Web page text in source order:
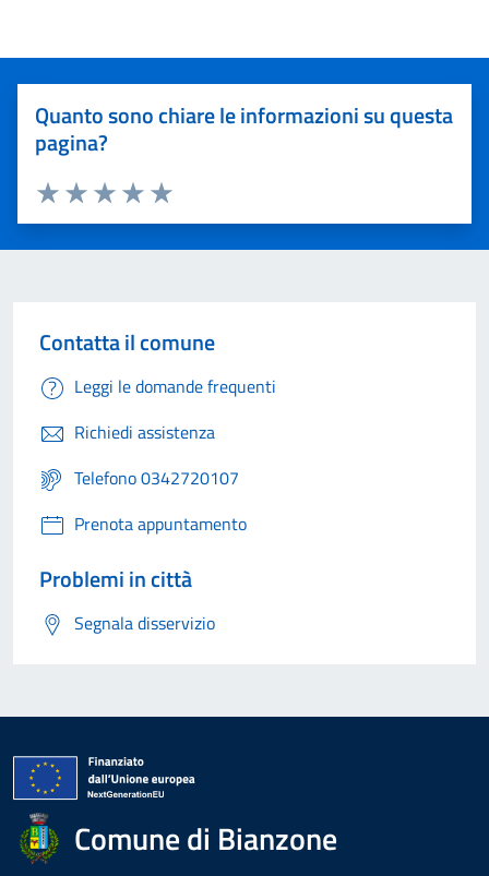
Quanto sono chiare le informazioni su questa
pagina?
Valuta 5 stelle su 5
Valuta 4 stelle su 5
Valuta 3 stelle su 5
Valuta 2 stelle su 5
Valuta 1 stelle su 5
Contatta il comune
Leggi le domande frequenti
Richiedi assistenza
Telefono 0342720107
Prenota appuntamento
Problemi in città
Segnala disservizio
Comune di Bianzone